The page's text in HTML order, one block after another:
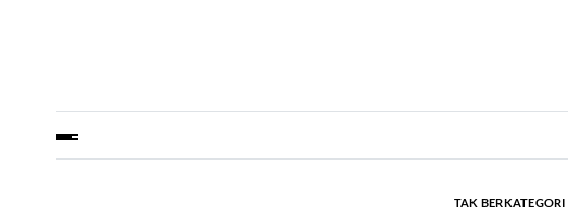
TAK BERKATEGORI